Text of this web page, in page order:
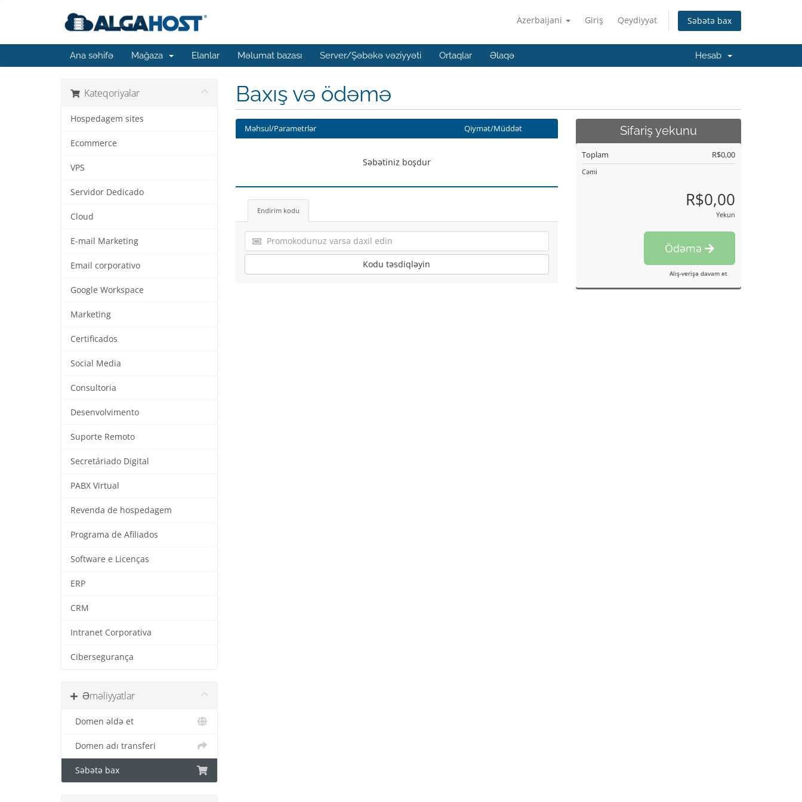
Azerbaijani Giriş Qeydiyyat Səbətə bax
Ana səhifə Mağaza Elanlar Məlumat bazası Server/Şəbəkə vəziyyəti Ortaqlar Əlaqə Hesab
Kateqoriyalar
Hospedagem sites
Ecommerce
VPS
Servidor Dedicado
Cloud
E-mail Marketing
Email corporativo
Google Workspace
Marketing
Certificados
Social Media
Consultoria
Desenvolvimento
Suporte Remoto
Secretáriado Digital
PABX Virtual
Revenda de hospedagem
Programa de Afiliados
Software e Licenças
ERP
CRM
Intranet Corporativa
Cibersegurança
Əməliyyatlar
Domen əldə et
Domen adı transferi
Səbətə bax
Baxış və ödəmə
Məhsul/Parametrlər Qiymət/Müddət
Səbətiniz boşdur
Endirim kodu
Kodu təsdiqləyin
Sifariş yekunu
Toplam R$0,00
Cəmi
R$0,00
Yekun
Ödəmə
Alış-verişə davam et